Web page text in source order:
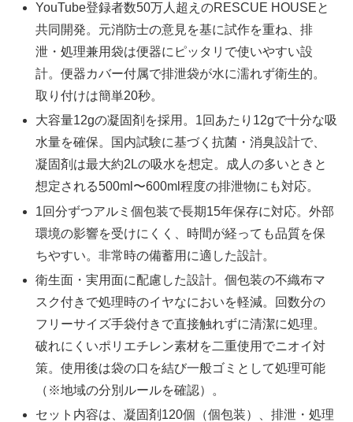
YouTube登録者数50万人超えのRESCUE HOUSEと
共同開発。元消防士の意見を基に試作を重ね、排
泄・処理兼用袋は便器にピッタリで使いやすい設
計。便器カバー付属で排泄袋が水に濡れず衛生的。
取り付けは簡単20秒。
大容量12gの凝固剤を採用。1回あたり12gで十分な吸
水量を確保。国内試験に基づく抗菌・消臭設計で、
凝固剤は最大約2Lの吸水を想定。成人の多いときと
想定される500ml〜600ml程度の排泄物にも対応。
1回分ずつアルミ個包装で長期15年保存に対応。外部
環境の影響を受けにくく、時間が経っても品質を保
ちやすい。非常時の備蓄用に適した設計。
衛生面・実用面に配慮した設計。個包装の不織布マ
スク付きで処理時のイヤなにおいを軽減。回数分の
フリーサイズ手袋付きで直接触れずに清潔に処理。
破れにくいポリエチレン素材を二重使用でニオイ対
策。使用後は袋の口を結び一般ゴミとして処理可能
（※地域の分別ルールを確認）。
セット内容は、凝固剤120個（個包装）、排泄・処理